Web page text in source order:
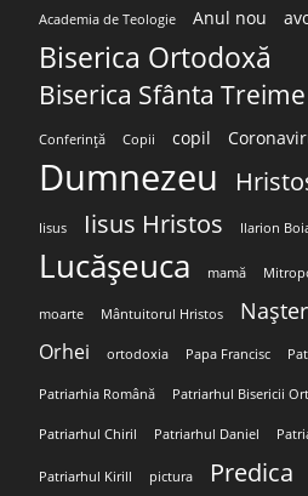
Academia de Teologie Anul nou
Biserica Ortodoxă
Biserica Sfânta Treime
Conferință Copii copil
Dumnezeu
Iisus Iisus Hristos Ilarion
Lucășeuca mamă
moarte Mântuitorul Hristos
Orhei ortodoxia Papa Francisc
Patriarhia Română Patriarhul Bisericii
Patriarhul Chiril Patriarhul Daniel
Patriarhul Kirill pictura Predica